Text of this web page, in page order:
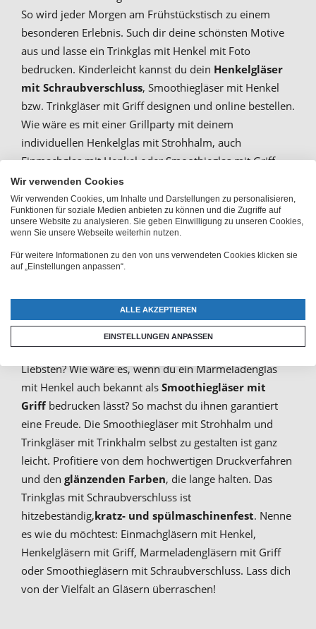
So wird jeder Morgen am Frühstückstisch zu einem
besonderen Erlebnis. Such dir deine schönsten Motive
aus und lasse ein Trinkglas mit Henkel mit Foto
bedrucken. Kinderleicht kannst du dein Henkelgläser
mit Schraubverschluss, Smoothiegläser mit Henkel
bzw. Trinkgläser mit Griff designen und online bestellen.
Wie wäre es mit einer Grillparty mit deinem
individuellen Henkelglas mit Strohhalm, auch
Einmachglas mit Henkel oder Smoothieglas mit Griff
genannt? Gestalte außerdem
online!
Trinkglas mit Deckel und
bedrucken
Du suchst nach dem passenden Geschenk für deine
Liebsten? Wie wäre es, wenn du ein Marmeladenglas
mit Henkel auch bekannt als Smoothiegläser mit
Griffbedrucken lässt? So machst du ihnen garantiert
eine Freude. Die Smoothiegläser mit Strohhalm und
Trinkgläser mit Trinkhalm selbst zu gestalten ist ganz
leicht. Profitiere von dem hochwertigen Druckverfahren
und den glänzenden Farben, die lange halten. Das
Trinkglas mit Schraubverschluss ist
hitzebeständig,kratz- und spülmaschinenfest. Nenne
es wie du möchtest: Einmachgläsern mit Henkel,
Henkelgläsern mit Griff, Marmeladengläsern mit Griff
oder Smoothiegläsern mit Schraubverschluss. Lass dich
von der Vielfalt an Gläsern überraschen!
Wir verwenden Cookies
Wir verwenden Cookies, um Inhalte und Darstellungen zu personalisieren,
Funktionen für soziale Medien anbieten zu können und die Zugriffe auf
unsere Website zu analysieren. Sie geben Einwilligung zu unseren Cookies,
wenn Sie unsere Webseite weiterhin nutzen.
Für weitere Informationen zu den von uns verwendeten Cookies klicken sie
auf „Einstellungen anpassen“.
ALLE AKZEPTIEREN
EINSTELLUNGEN ANPASSEN